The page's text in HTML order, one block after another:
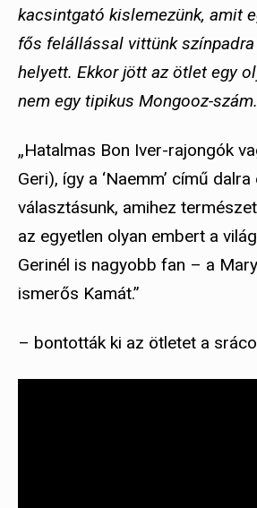
kacsintgató kislemezünk, amit
fős felállással vittünk
helyett. Ekkor jött az ötlet egy
nem egy tipikus Mongooz-
„Hatalmas Bon Iver-rajongók
Geri), így a ‘Naemm’ című
választásunk, amihez
az egyetlen olyan embert a
Gerinél is nagyobb fan – a
ismerős Kamát.”
– bontották ki az ötletet a